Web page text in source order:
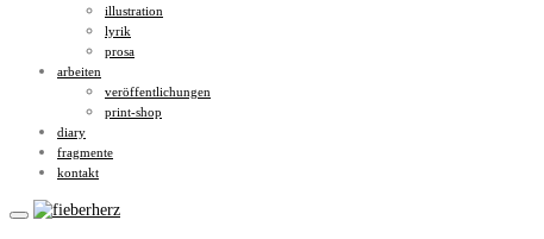
illustration
lyrik
prosa
arbeiten
veröffentlichungen
print-shop
diary
fragmente
kontakt